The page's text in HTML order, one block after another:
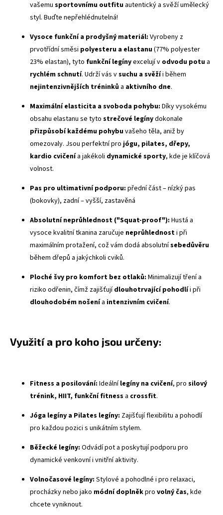
vašemu sportovnímu outfitu autentický a svěží umělecký
styl. Buďte nepřehlédnutelná!
Vysoce funkční a prodyšný materiál: Vyrobeny z
prvotřídní směsi polyesteru a elastanu(77% polyester
23% elastan), tyto funkční legínyexcelují v odvodu potu a
rychlém schnutí. Udrží vás vsuchu a svěžíi během
nejintenzivnějších tréninků a aktivního dne.
Maximální elasticita a svoboda pohybu: Díky vysokému
obsahu elastanu se tyto strečové legínydokonale
přizpůsobí každému pohybuvašeho těla, aniž by
omezovaly. Jsou perfektní projógu, pilates, dřepy,
kardio cvičenía jakékoli dynamické sporty, kde je klíčová
volnost.
Pas pro ultimativní podporu: přední část – nízký pas
(bokovky), zadní – vyšší, zastavěná
Absolutní neprůhlednost ("Squat-proof"): Hustá a
vysoce kvalitní tkanina zaručuje neprůhlednosti při
maximálním protažení, což vám dodá absolutnísebedůvěru
během dřepů a jakýchkoli cviků.
Ploché švy pro komfort bez otlaků: Minimalizují tření a
riziko odřenin, čímž zajišťujídlouhotrvající pohodlíi při
dlouhodobém nošenía intenzivním cvičení.
Využití a pro koho jsou určeny:
Fitness a posilování: Ideálnílegíny na cvičení, pro silový
trénink, HIIT, funkční fitness a crossfit.
Jóga legíny a Pilates legíny: Zajišťují flexibilitu a pohodlí
pro každou pozici s unikátním stylem.
Běžecké legíny: Odvádí pot a poskytují podporu pro
dynamické venkovní i vnitřní aktivity.
Volnočasové legíny: Stylové a pohodlné i pro relaxaci,
procházky nebo jako módní doplněkpro volný čas, kde
chcete vyniknout.